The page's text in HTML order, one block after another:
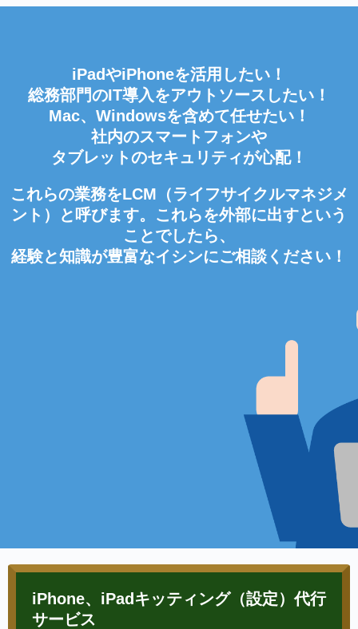
iPadやiPhoneを活用したい！
総務部門のIT導入をアウトソースしたい！
Mac、Windowsを含めて任せたい！
社内のスマートフォンや
タブレットのセキュリティが心配！
これらの業務をLCM（ライフサイクルマネジメ
ント）と呼びます。これらを外部に出すという
ことでしたら、
経験と知識が豊富なイシンにご相談ください！
iPhone、iPadキッティング（設定）代行
サービス